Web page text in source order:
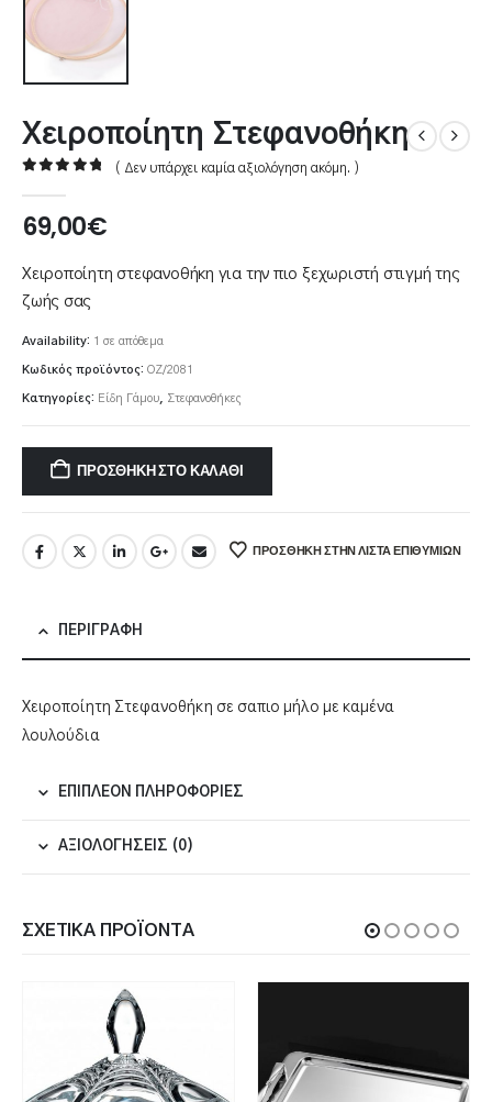
Χειροποίητη Στεφανοθήκη
( Δεν υπάρχει καμία αξιολόγηση ακόμη. )
69,00€
Χειροποίητη στεφανοθήκη για την πιο ξεχωριστή στιγμή της
ζωής σας
Availability: 1 σε απόθεμα
Κωδικός προϊόντος: ΟΖ/2081
Κατηγορίες: Είδη Γάμου Στεφανοθήκες
ΠΡΟΣΘΉΚΗ ΣΤΟ ΚΑΛΆΘΙ
ΠΡΌΣΘΉΚΗ ΣΤΗΝ ΛΊΣΤΑ ΕΠΙΘΥΜΙΏΝ
ΠΕΡΙΓΡΑΦΉ
Χειροποίητη Στεφανοθήκη σε σαπιο μήλο με καμένα
λουλούδια
ΕΠΙΠΛΈΟΝ ΠΛΗΡΟΦΟΡΊΕΣ
ΑΞΙΟΛΟΓΉΣΕΙΣ (0)
ΣΧΕΤΙΚΆ ΠΡΟΪΌΝΤΑ